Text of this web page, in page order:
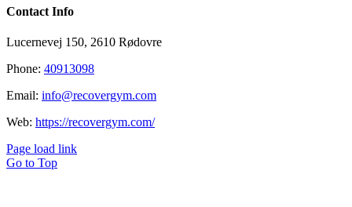
Contact Info
Lucernevej 150, 2610 Rødovre
Phone: 40913098
Email: info@recovergym.com
Web: https://recovergym.com/
Page load link
Go to Top